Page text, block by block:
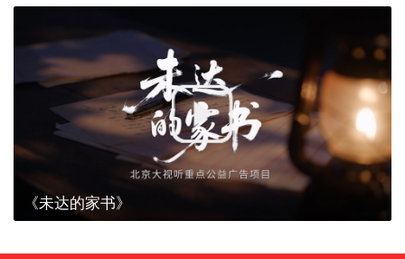
《未达的家书》